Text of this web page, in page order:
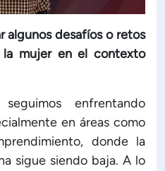
algunos desafíos o retos
mujer en el contexto
enfrentando
en áreas como
donde la
sigue siendo baja. A lo